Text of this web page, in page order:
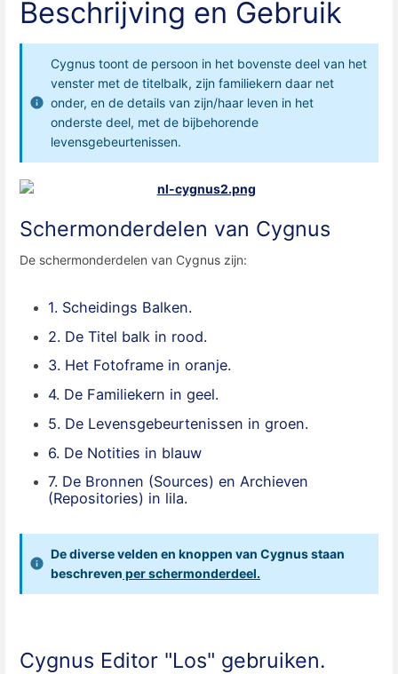
Beschrijving en Gebruik
Cygnus toont de persoon in het bovenste deel van het
venster met de titelbalk, zijn familiekern daar net
onder, en de details van zijn/haar leven in het
onderste deel, met de bijbehorende
levensgebeurtenissen.
Schermonderdelen van Cygnus
De schermonderdelen van Cygnus zijn:
1. Scheidings Balken.
2. De Titel balk in rood.
3. Het Fotoframe in oranje.
4. De Familiekern in geel.
5. De Levensgebeurtenissen in groen.
6. De Notities in blauw
7. De Bronnen (Sources) en Archieven
(Repositories) in lila.
De diverse velden en knoppen van Cygnus staan
beschreven per schermonderdeel.
Cygnus Editor "Los" gebruiken.